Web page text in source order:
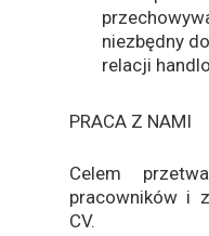
niezbędny
relacji
PRACA Z NAMI
Celem
pracowników i
CV.